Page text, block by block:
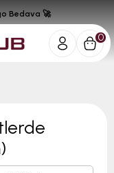
0
Bedava 🚀